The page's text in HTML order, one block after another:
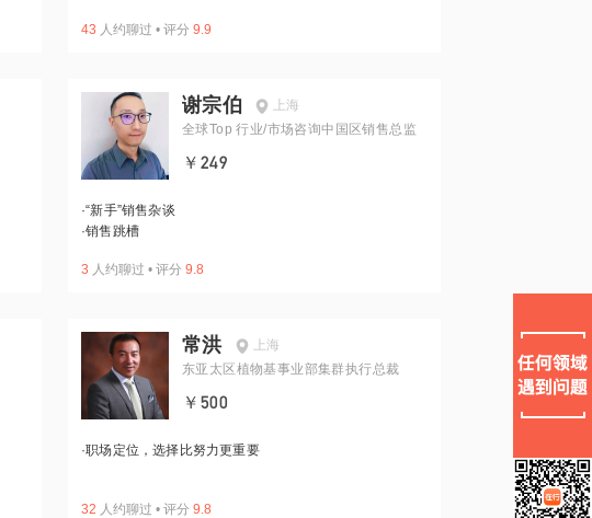
43 人约聊过 • 评分 9.9
谢宗伯
上海
全球Top 行业/市场咨询中国区销售总监
￥249
·“新手”销售杂谈
·销售跳槽
3 人约聊过 • 评分 9.8
常洪
上海
东亚太区植物基事业部集群执行总裁
￥500
·职场定位，选择比努力更重要
32 人约聊过 • 评分 9.8